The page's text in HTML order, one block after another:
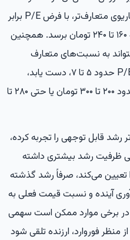
۱۲۰ تا ۱۸۰ تومان قرار می‌گیرد. در سناریوی متعارف‌تر، با فرض P/E برابر
۴، قیمت منصفانه سهم می‌تواند به ۱۶۰ تا ۲۴۰ تومان برسد. همچنین
به نسبت‌های متعارف
صنعت یا حتی میانگین بازار، یعنی P/E حدود ۵ تا ۷، دست یابد،
ارزش‌گذاری آن می‌تواند در بازه‌ای حدود ۲۰۰ تا ۳۰۰ تومان یا حتی ۲۸۰ تا
قابل توجهی را تجربه کرده،
ظرفیت رشد بیشتری داشته
تعیین می‌کند، صرفاً رشد گذشته
آینده و نسبت قیمت فعلی به
برخی موارد ممکن است سهمی
از منظر فوروارد، ارزنده تلقی شود